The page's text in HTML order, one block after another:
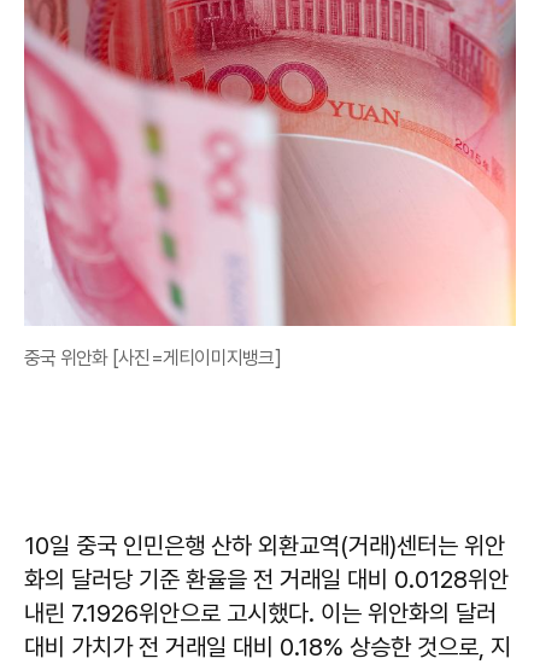
중국 위안화 [사진=게티이미지뱅크]
10일 중국 인민은행 산하 외환교역(거래)센터는 위안
화의 달러당 기준 환율을 전 거래일 대비 0.0128위안
내린 7.1926위안으로 고시했다. 이는 위안화의 달러
대비 가치가 전 거래일 대비 0.18% 상승한 것으로, 지